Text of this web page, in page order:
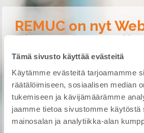
Tämä sivusto käyttää evästeitä
Käytämme evästeitä tarjoamamme
räätälöimiseen, sosiaalisen median
tukemiseen ja kävijämäärämme
jaamme tietoa sivustomme käytöstä
mainosalan ja analytiikka-alan
REMUC on nyt
ThermoConnect!
saatavilla Webaston
”Webasto ThermoConnect”. Ilme on
ominaisuudet ovat edelleen taattua
Uutta ThermoConnect:ia voitte